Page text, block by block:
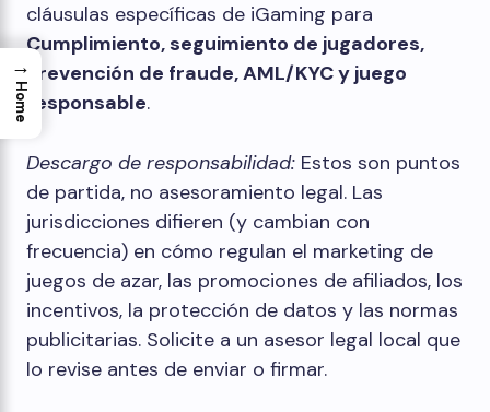
cláusulas específicas de iGaming para
Cumplimiento, seguimiento de jugadores,
prevención de fraude, AML/KYC y juego
responsable.
Descargo de responsabilidad: Estos son puntos
de partida, no asesoramiento legal. Las
jurisdicciones difieren (y cambian con
frecuencia) en cómo regulan el marketing de
juegos de azar, las promociones de afiliados, los
incentivos, la protección de datos y las normas
publicitarias. Solicite a un asesor legal local que
lo revise antes de enviar o firmar.
→
Home